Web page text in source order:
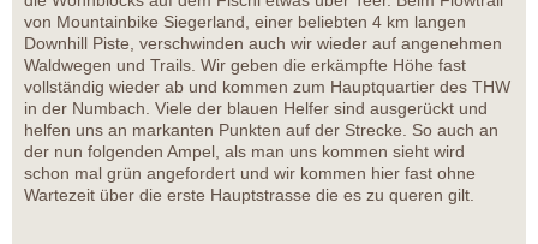
von Mountainbike Siegerland, einer beliebten 4 km langen
Downhill Piste, verschwinden auch wir wieder auf angenehmen
Waldwegen und Trails. Wir geben die erkämpfte Höhe fast
vollständig wieder ab und kommen zum Hauptquartier des THW
in der Numbach. Viele der blauen Helfer sind ausgerückt und
helfen uns an markanten Punkten auf der Strecke. So auch an
der nun folgenden Ampel, als man uns kommen sieht wird
schon mal grün angefordert und wir kommen hier fast ohne
Wartezeit über die erste Hauptstrasse die es zu queren gilt.